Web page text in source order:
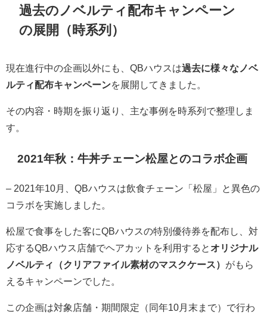
過去のノベルティ配布キャンペーン
の展開（時系列）
現在進行中の企画以外にも、QBハウスは過去に様々なノベ
ルティ配布キャンペーンを展開してきました。
その内容・時期を振り返り、主な事例を時系列で整理しま
す。
2021年秋：牛丼チェーン松屋とのコラボ企画
– 2021年10月、QBハウスは飲食チェーン「松屋」と異色の
コラボを実施しました。
松屋で食事をした客にQBハウスの特別優待券を配布し、対
応するQBハウス店舗でヘアカットを利用すると オリジナル
ノベルティ（クリアファイル素材のマスクケース） がもら
えるキャンペーンでした。
この企画は対象店舗・期間限定（同年10月末まで）で行わ